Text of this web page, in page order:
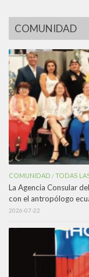
COMUNIDAD
COMUNIDAD /TODAS
La Agencia Consular
con el antropólogo
2026-07-22